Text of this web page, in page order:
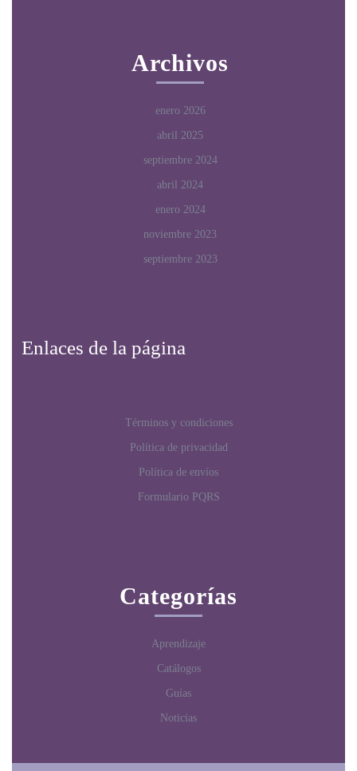
Archivos
enero 2026
abril 2025
septiembre 2024
abril 2024
enero 2024
noviembre 2023
septiembre 2023
Enlaces de la página
Términos y condiciones
Política de privacidad
Política de envíos
Formulario PQRS
Categorías
Aprendizaje
Catálogos
Guías
Noticias